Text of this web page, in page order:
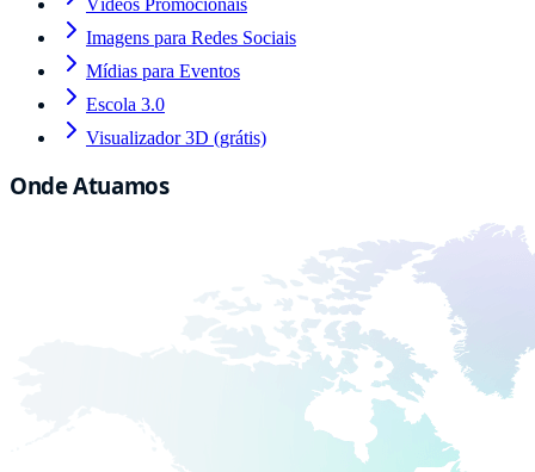
Imagens para Redes Sociais
Mídias para Eventos
Escola 3.0
Visualizador 3D (grátis)
Onde Atuamos